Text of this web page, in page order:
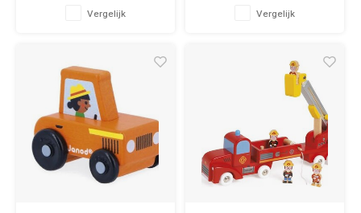
Vergelijk Vergelijk